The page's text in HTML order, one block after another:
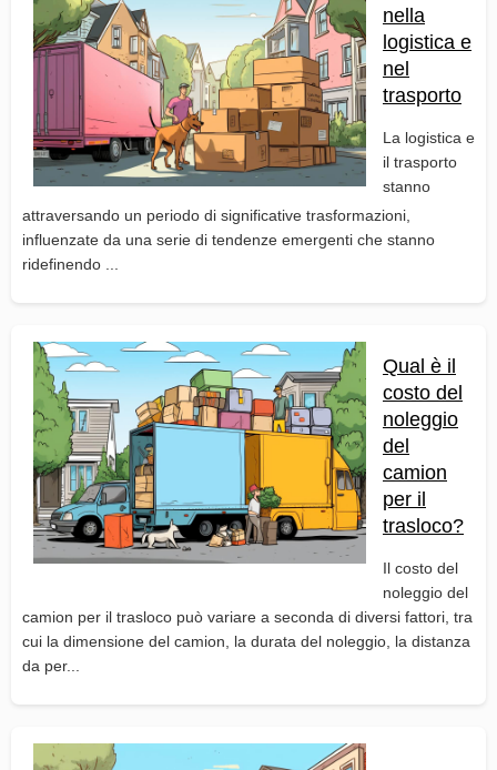
nella
logistica e
nel
trasporto
La logistica e
il trasporto
stanno
attraversando un periodo di significative trasformazioni,
influenzate da una serie di tendenze emergenti che stanno
ridefinendo ...
Qual è il
costo del
noleggio
del
camion
per il
trasloco?
Il costo del
noleggio del
camion per il trasloco può variare a seconda di diversi fattori, tra
cui la dimensione del camion, la durata del noleggio, la distanza
da per...